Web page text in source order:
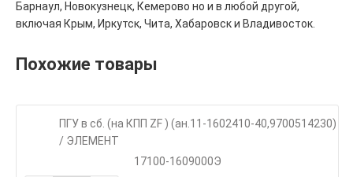
Барнаул, Новокузнецк, Кемерово но и в любой другой,
включая Крым, Иркутск, Чита, Хабаровск и Владивосток.
Похожие товары
ПГУ в сб. (на КПП ZF ) (ан.11-1602410-40,9700514230)
/ ЭЛЕМЕНТ
17100-1609000Э